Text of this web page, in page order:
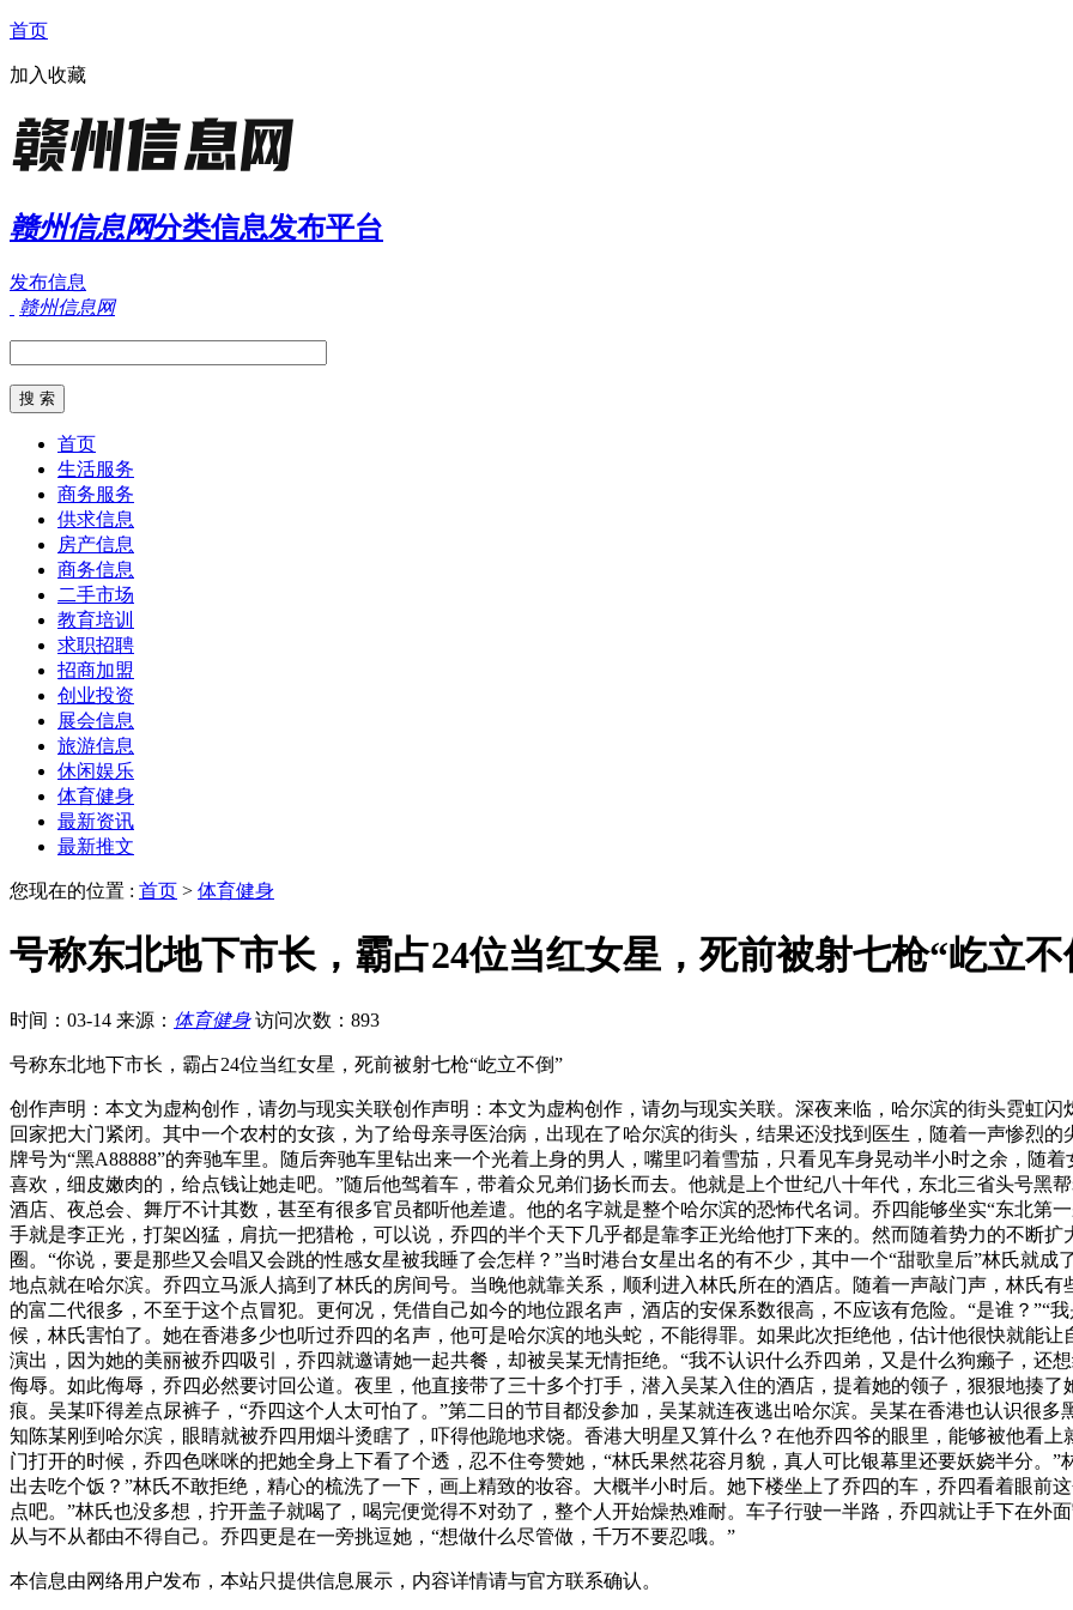
首页
加入收藏
赣州信息网分类信息发布平台
发布信息
赣州信息网
首页
生活服务
商务服务
供求信息
房产信息
商务信息
二手市场
教育培训
求职招聘
招商加盟
创业投资
展会信息
旅游信息
休闲娱乐
体育健身
最新资讯
最新推文
您现在的位置 : 首页 > 体育健身
号称东北地下市长，霸占24位当红女星，死前被射七枪“屹立不
时间：03-14 来源： 体育健身 访问次数：893
号称东北地下市长，霸占24位当红女星，死前被射七枪“屹立不倒”
创作声明：本文为虚构创作，请勿与现实关联创作声明：本文为虚构创作，请勿与现实关联。深夜来临，哈尔滨的街头霓虹
回家把大门紧闭。其中一个农村的女孩，为了给母亲寻医治病，出现在了哈尔滨的街头，结果还没找到医生，随着一声惨烈
牌号为“黑A88888”的奔驰车里。随后奔驰车里钻出来一个光着上身的男人，嘴里叼着雪茄，只看见车身晃动半小时之余，随
喜欢，细皮嫩肉的，给点钱让她走吧。”随后他驾着车，带着众兄弟们扬长而去。他就是上个世纪八十年代，东北三省头号黑
酒店、夜总会、舞厅不计其数，甚至有很多官员都听他差遣。他的名字就是整个哈尔滨的恐怖代名词。乔四能够坐实“东北第
手就是李正光，打架凶猛，肩抗一把猎枪，可以说，乔四的半个天下几乎都是靠李正光给他打下来的。然而随着势力的不断
圈。“你说，要是那些又会唱又会跳的性感女星被我睡了会怎样？”当时港台女星出名的有不少，其中一个“甜歌皇后”林氏就
地点就在哈尔滨。乔四立马派人搞到了林氏的房间号。当晚他就靠关系，顺利进入林氏所在的酒店。随着一声敲门声，林氏
的富二代很多，不至于这个点冒犯。更何况，凭借自己如今的地位跟名声，酒店的安保系数很高，不应该有危险。“是谁？”“
候，林氏害怕了。她在香港多少也听过乔四的名声，他可是哈尔滨的地头蛇，不能得罪。如果此次拒绝他，估计他很快就能
演出，因为她的美丽被乔四吸引，乔四就邀请她一起共餐，却被吴某无情拒绝。“我不认识什么乔四弟，又是什么狗癞子，还
侮辱。如此侮辱，乔四必然要讨回公道。夜里，他直接带了三十多个打手，潜入吴某入住的酒店，提着她的领子，狠狠地揍
痕。吴某吓得差点尿裤子，“乔四这个人太可怕了。”第二日的节目都没参加，吴某就连夜逃出哈尔滨。吴某在香港也认识很
知陈某刚到哈尔滨，眼睛就被乔四用烟斗烫瞎了，吓得他跪地求饶。香港大明星又算什么？在他乔四爷的眼里，能够被他看
门打开的时候，乔四色咪咪的把她全身上下看了个透，忍不住夸赞她，“林氏果然花容月貌，真人可比银幕里还要妖娆半分。
出去吃个饭？”林氏不敢拒绝，精心的梳洗了一下，画上精致的妆容。大概半小时后。她下楼坐上了乔四的车，乔四看着眼前
点吧。”林氏也没多想，拧开盖子就喝了，喝完便觉得不对劲了，整个人开始燥热难耐。车子行驶一半路，乔四就让手下在外
从与不从都由不得自己。乔四更是在一旁挑逗她，“想做什么尽管做，千万不要忍哦。”
本信息由网络用户发布， 本站只提供信息展示，内容详情请与官方联系确认。